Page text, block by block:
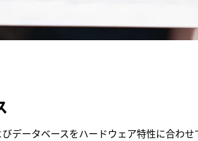
データベースをハードウェア特性に合わせ